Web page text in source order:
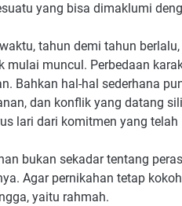
yang bisa dimaklumi
tahun demi tahun
mulai muncul. Perbedaan
Bahkan hal-hal sederhana
dan konflik yang datang
lari dari komitmen yang telah
bukan sekadar tentang
Agar pernikahan tetap
yaitu rahmah.